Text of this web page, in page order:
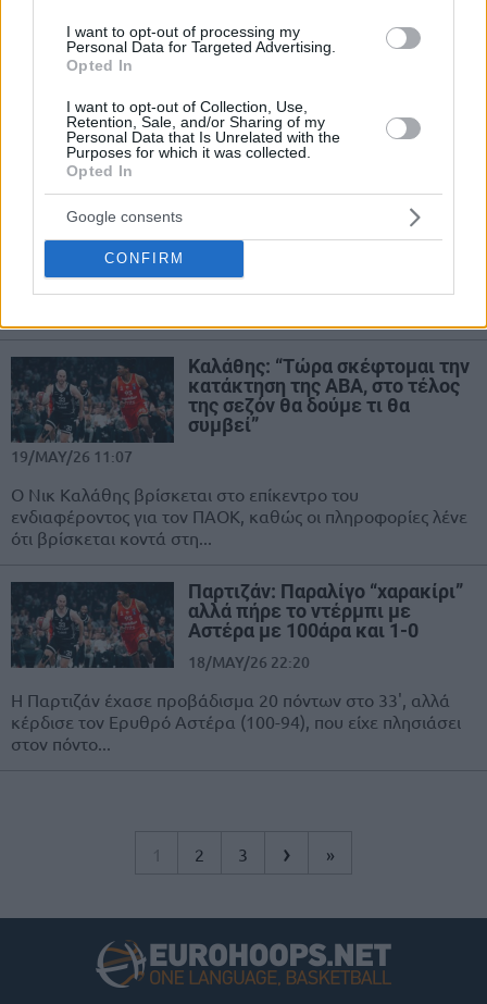
I want to opt-out of processing my
Personal Data for Targeted Advertising.
Opted In
I want to opt-out of Collection, Use,
Retention, Sale, and/or Sharing of my
Personal Data that Is Unrelated with the
Purposes for which it was collected.
Opted In
Google consents
CONFIRM
31/MAY/26 16:44
εντός έδρας τελικούς με την Παρτιζάν στην ABA Liga,...
Άγριο “χώσιμο” από Μονέκε: “Η
έχουμε… ταυτότητα”
Ο Ερυθρός Αστέρας αποκλείστηκε από τους τελικούς της
ABA League, καθώς "σκουπίστηκε" από την Παρτιζάν (0-2)
Καλάθης: “Τώρα σκέφτομαι την
κατάκτηση της ABA, στο τέλος
της σεζόν θα δούμε τι θα
συμβεί”
19/MAY/26 11:07
Ο Νικ Καλάθης βρίσκεται στο επίκεντρο του
ενδιαφέροντος για τον ΠΑΟΚ, καθώς οι πληροφορίες λένε
ότι βρίσκεται κοντά στη...
Παρτιζάν: Παραλίγο “χαρακίρι”
αλλά πήρε το ντέρμπι με
Αστέρα με 100άρα και 1-0
18/MAY/26 22:20
Η Παρτιζάν έχασε προβάδισμα 20 πόντων στο 33', αλλά
κέρδισε τον Ερυθρό Αστέρα (100-94), που είχε πλησιάσει
στον πόντο...
1 2 3 › »